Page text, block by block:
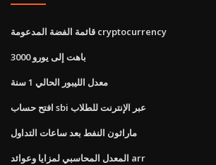
قائمة الفضة المدعومة cryptocurrency
3000 باهت إلى يورو
معدل الليبور الحالي 1 سنة
افتح حساب sbi عبر الإنترنت للطلاب
ماراثون النفط بعد ساعات التداول
المعدل المحاسبي لمزايا وعوائد arr